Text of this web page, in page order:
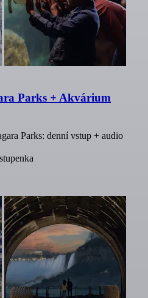
Parks + Akvárium
Parks: denní vstup + audio